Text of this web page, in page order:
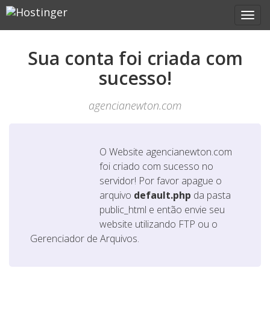
Sua conta foi criada com
sucesso!
agencianewton.com
O Website agencianewton.com
foi criado com sucesso no
servidor! Por favor apague o
arquivo default.php da pasta
public_html e então envie seu
website utilizando FTP ou o
Gerenciador de Arquivos.